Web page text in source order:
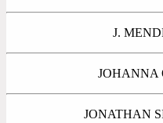
J.
JOHANNA
JONATHAN